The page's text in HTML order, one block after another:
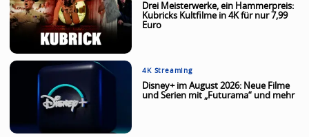
Drei Meisterwerke, ein Hammerpreis:
Kubricks Kultfilme in 4K für nur 7,99
Euro
4K Streaming
Disney+ im August 2026: Neue Filme
und Serien mit „Futurama“ und mehr